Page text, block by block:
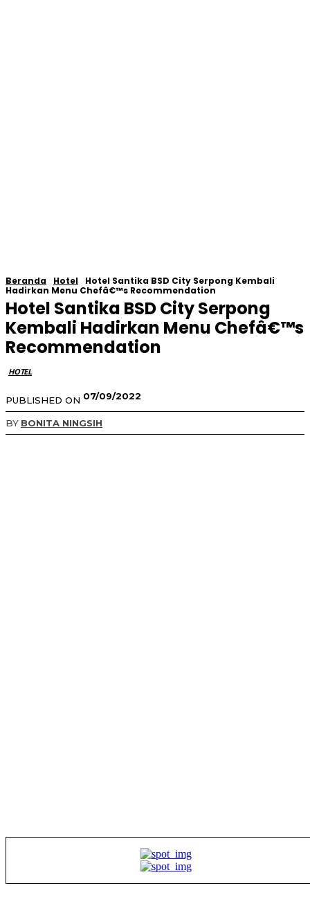
Beranda Hotel
Hotel Santika BSD City Serpong Kembali
Hadirkan Menu Chefâ€™s Recommendation
Hotel Santika BSD City Serpong
Kembali Hadirkan Menu Chefâ€™s
Recommendation
HOTEL
PUBLISHED ON 07/09/2022
BY BONITA NINGSIH